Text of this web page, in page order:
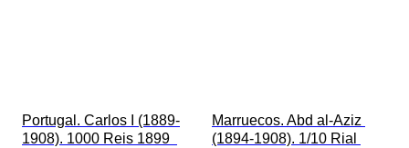
Portugal. Carlos I (1889-
1908). 1000 Reis 1899
Marruecos. Abd al-Aziz
(1894-1908). 1/10 Rial